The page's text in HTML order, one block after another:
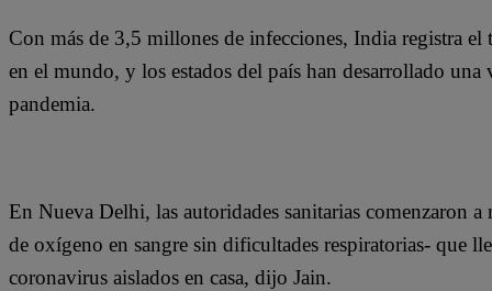
Con más de 3,5 millones de infecciones, India registra el
en el mundo, y los estados del país han desarrollado una
pandemia.
En Nueva Delhi, las autoridades sanitarias comenzaron
de oxígeno en sangre sin dificultades respiratorias- que
coronavirus aislados en casa, dijo Jain.